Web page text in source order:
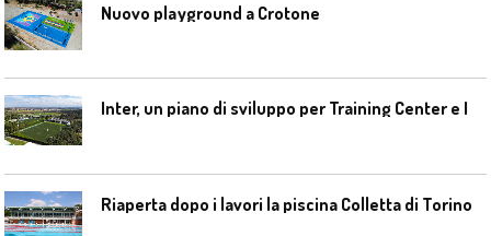
Nuovo playground a Crotone
Riaperta dopo i lavori la piscina Colletta di Torino